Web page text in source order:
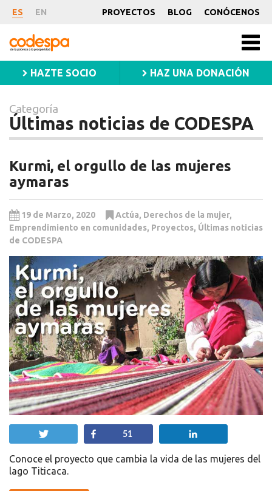
Categoría
Últimas
noticias
de
CODESPA
ES EN PROYECTOS BLOG CONÓCENOS
CODESPA
HAZTE SOCIO HAZ UNA DONACIÓN
Categoría
Últimas noticias de CODESPA
Kurmi, el orgullo de las mujeres
aymaras
19 de Marzo, 2020 Actúa, Derechos de la mujer,
Emprendimiento en comunidades, Proyectos, Últimas noticias
de CODESPA
Compartir
51
Conoce el proyecto que cambia la vida de las mujeres del
lago Titicaca.